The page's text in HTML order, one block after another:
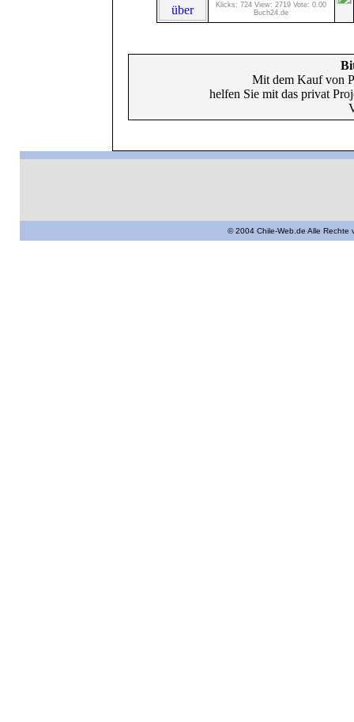
Klicks: 724 View: 2719 Vote: 0.00
Buch24.de
Mit dem Kauf von
helfen Sie mit das privat
© 2004 Chile-Web.de Alle Rechte